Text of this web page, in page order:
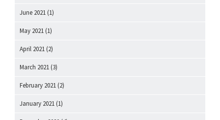
June 2021 (1)
May 2021 (1)
April 2021 (2)
March 2021 (3)
February 2021 (2)
January 2021 (1)